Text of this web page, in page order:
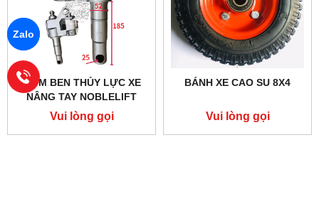
BƠM BEN THỦY LỰC XE
NÂNG TAY NOBLELIFT
2500KG
Vui lòng gọi
BÁNH XE CAO SU 8X4
Vui lòng gọi
Zalo